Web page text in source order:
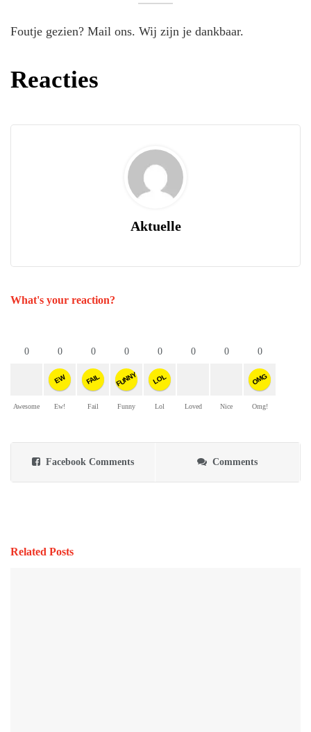
Foutje gezien? Mail ons. Wij zijn je dankbaar.
Reacties
Aktuelle
What's your reaction?
0
Awesome
0
EW
Ew!
0
FAIL
Fail
0
FUNNY
Funny
0
LOL
Lol
0
Loved
0
Nice
0
OMG
Omg!
Facebook Comments Comments
Related Posts